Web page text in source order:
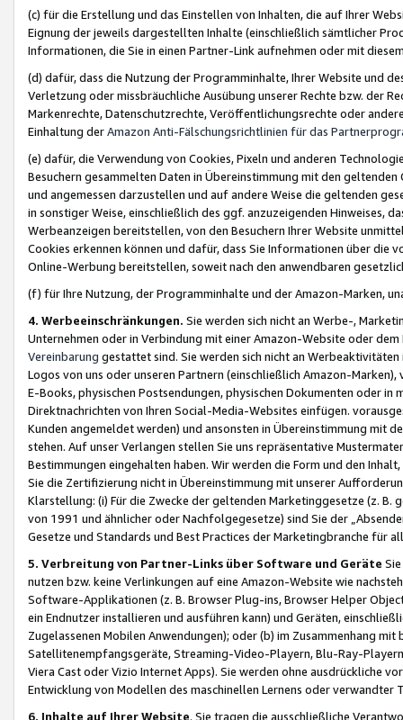
(c) für die Erstellung und das Einstellen von Inhalten, die auf Ihrer
Eignung der jeweils dargestellten Inhalte (einschließlich sämtlicher
Informationen, die Sie in einen Partner-Link aufnehmen oder mit
(d) dafür, dass die Nutzung der Programminhalte, Ihrer Website und
Verletzung oder missbräuchliche Ausübung unserer Rechte bzw. der
Markenrechte, Datenschutzrechte, Veröffentlichungsrechte oder
Einhaltung derAmazon Anti-Fälschungsrichtlinien für das
(e) dafür, die Verwendung von Cookies, Pixeln und anderen
Besuchern gesammelten Daten in Übereinstimmung mit den
und angemessen darzustellen und auf andere Weise die geltenden
in sonstiger Weise, einschließlich des ggf. anzuzeigenden Hinweises,
Werbeanzeigen bereitstellen, von den Besuchern Ihrer Website
Cookies erkennen können und dafür, dass Sie Informationen über die
Online-Werbung bereitstellen, soweit nach den anwendbaren
(f) für Ihre Nutzung, der Programminhalte und der Amazon-Marken,
4. Werbeeinschränkungen. Sie werden sich nicht an Werbe-,
Unternehmen oder in Verbindung mit einer Amazon-Website oder
Vereinbarung gestattet sind. Sie werden sich nicht an
Logos von uns oder unseren Partnern (einschließlich Amazon-
E-Books, physischen Postsendungen, physischen Dokumenten oder in
Direktnachrichten von Ihren Social-Media-Websites einfügen.
Kunden angemeldet werden) und ansonsten in Übereinstimmung mit
stehen. Auf unser Verlangen stellen Sie uns repräsentative
Bestimmungen eingehalten haben. Wir werden die Form und den
Sie die Zertifizierung nicht in Übereinstimmung mit unserer
Klarstellung: (i) Für die Zwecke der geltenden Marketinggesetze (z. B.
von 1991 und ähnlicher oder Nachfolgegesetze) sind Sie der
Gesetze und Standards und Best Practices der Marketingbranche für
5. Verbreitung von Partner-Links über Software und Geräte
nutzen bzw. keine Verlinkungen auf eine Amazon-Website wie
Software-Applikationen (z. B. Browser Plug-ins, Browser Helper
ein Endnutzer installieren und ausführen kann) und Geräten,
Zugelassenen Mobilen Anwendungen); oder (b) im Zusammenhang
Satellitenempfangsgeräte, Streaming-Video-Playern, Blu-Ray-
Viera Cast oder Vizio Internet Apps). Sie werden ohne ausdrückliche
Entwicklung von Modellen des maschinellen Lernens oder
6. Inhalte auf Ihrer Website. Sie tragen die ausschließliche